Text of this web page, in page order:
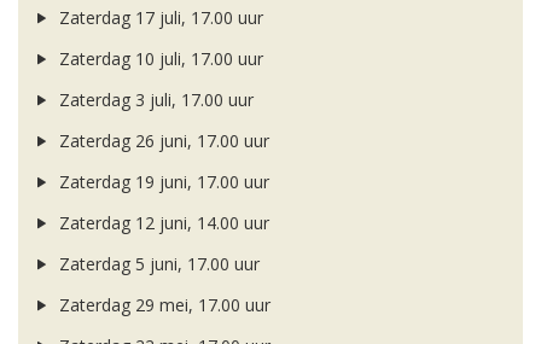
Zaterdag 17 juli, 17.00 uur
Zaterdag 10 juli, 17.00 uur
Zaterdag 3 juli, 17.00 uur
Zaterdag 26 juni, 17.00 uur
Zaterdag 19 juni, 17.00 uur
Zaterdag 12 juni, 14.00 uur
Zaterdag 5 juni, 17.00 uur
Zaterdag 29 mei, 17.00 uur